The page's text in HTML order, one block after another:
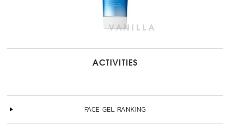
ACTIVITIES
FACE GEL RANKING